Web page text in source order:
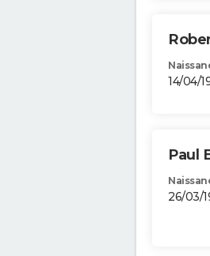
14/04/
Paul
26/03/